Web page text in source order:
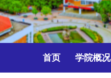
首页 学院概况